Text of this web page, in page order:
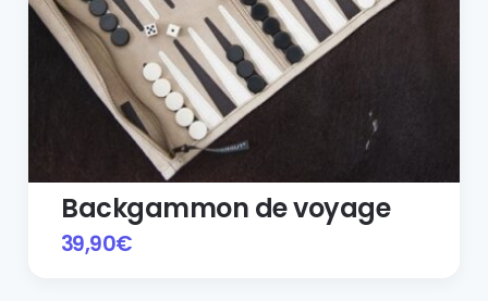
Backgammon de voyage
39,90€